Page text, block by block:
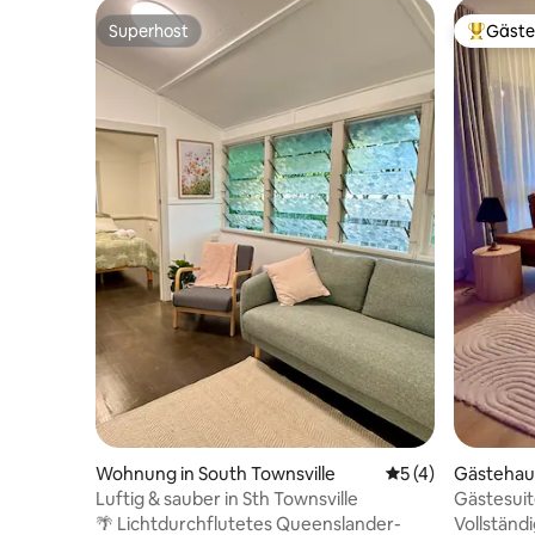
Superhost
Superhost
Wohnung in South Townsville
5 (4)
Luftig & sauber in Sth Townsville
🌴 Lichtdurchflutetes Queenslander-